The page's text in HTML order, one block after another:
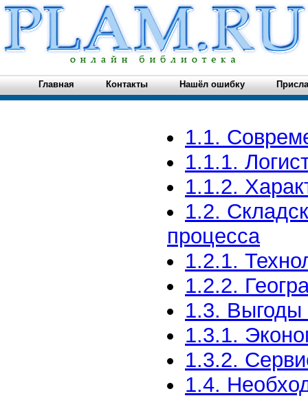
Главная Контакты Нашёл ошибку
1.1.
1.1.1.
1.1.2.
1.2.
процесса
1.2.1.
1.2.2.
1.3. Выгоды
1.3.1.
1.3.2.
1.4.